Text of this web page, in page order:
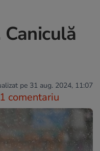
pe 31 aug. 2024, 11:07
1 comentariu